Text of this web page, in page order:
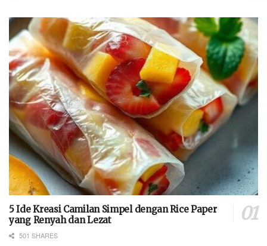
5 Ide Kreasi Camilan Simpel dengan Rice Paper
yang Renyah dan Lezat
501 SHARES